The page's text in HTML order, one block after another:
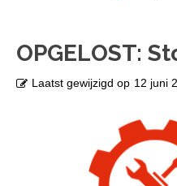
OPGELOST:
Laatst gewijzigd op 12 juni